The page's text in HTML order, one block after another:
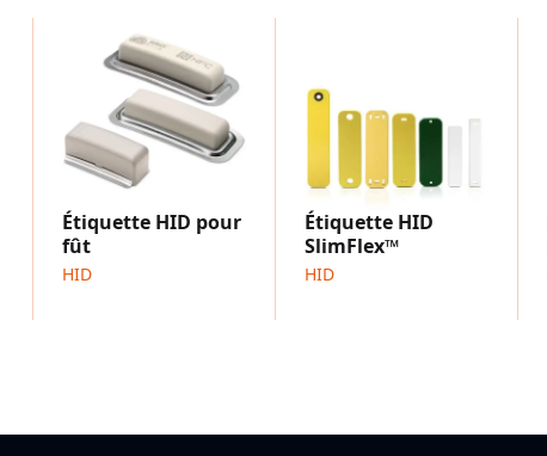
Étiquette HID pour
fût
HID
Étiquette HID
SlimFlex™
HID